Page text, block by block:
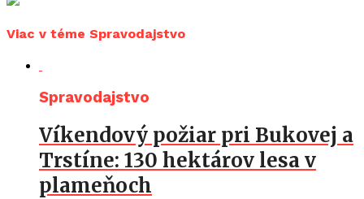
Viac v téme Spravodajstvo
Spravodajstvo
Víkendový požiar pri Bukovej a
Trstíne: 130 hektárov lesa v
plameňoch